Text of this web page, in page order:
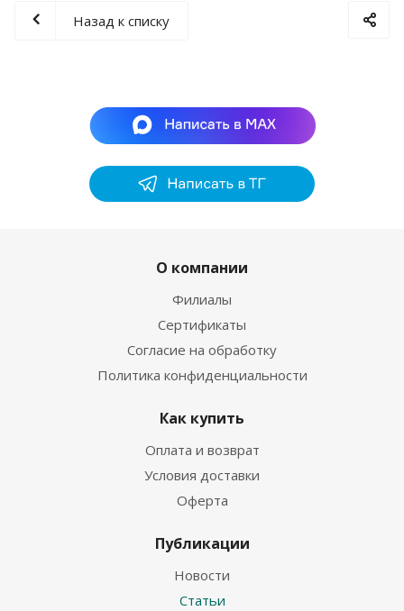
Назад к списку
О компании
Филиалы
Сертификаты
Согласие на обработку
Политика конфиденциальности
Как купить
Оплата и возврат
Условия доставки
Оферта
Публикации
Новости
Статьи